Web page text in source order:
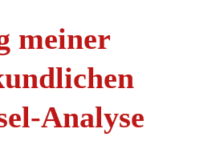
meiner
Analyse